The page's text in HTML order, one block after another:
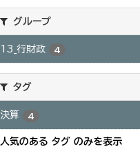
グループ
13_行財政 4
タグ
決算 4
人気のある タグ のみを表示